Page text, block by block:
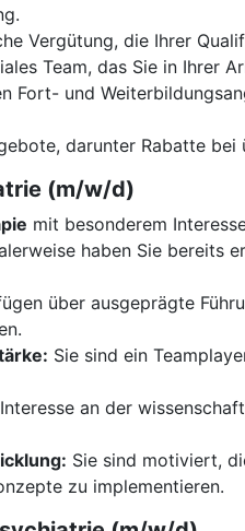
Vergütung, die Ihrer
Team, das Sie in Ihrer
Fort- und
darunter Rabatte
(m/w/d)
mit besonderem
haben Sie bereits
über ausgeprägte
Sie sind ein
an der
Sie sind motiviert,
zu implementieren.